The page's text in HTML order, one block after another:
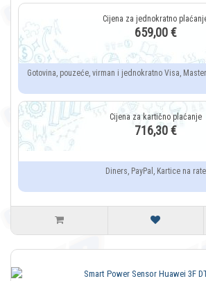
659,00 €
Gotovina, pouzeće, virman i jednokratno Visa,
716,30 €
Diners, PayPal, Kartice na rate